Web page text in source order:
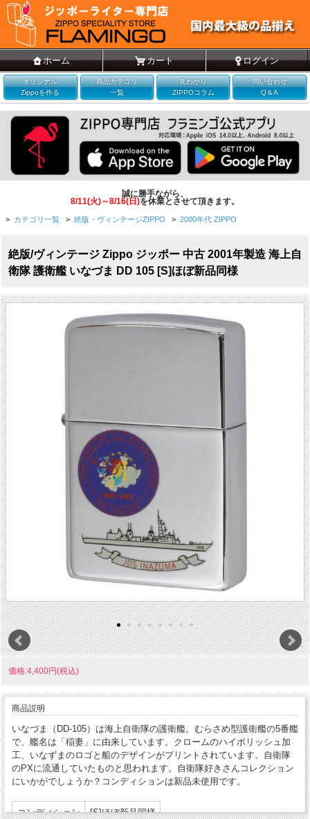
ホーム カート ログイン
オリジナル
Zippoを作る
商品カテゴリ
一覧
丸わかり
ZIPPOコラム
問い合わせ
Q＆A
誠に勝手ながら、
8/11(火)～8/16(日)を休業とさせて頂きます。
> カテゴリ一覧 > 絶版・ヴィンテージZIPPO > 2000年代 ZIPPO
絶版/ヴィンテージ Zippo ジッポー 中古 2001年製造 海上自
衛隊 護衛艦 いなづま DD 105 [S]ほぼ新品同様
価格:4,400円(税込)
商品説明
いなづま（DD-105）は海上自衛隊の護衛艦。むらさめ型護衛艦の5番艦
で、艦名は「稲妻」に由来しています。クロームのハイポリッシュ加
工、いなずまのロゴと船のデザインがプリントされています。自衛隊
のPXに流通していたものと思われます。自衛隊好きさんコレクション
にいかがでしょうか？コンディションは新品未使用です。
コンディション [S]ほぼ新品同様